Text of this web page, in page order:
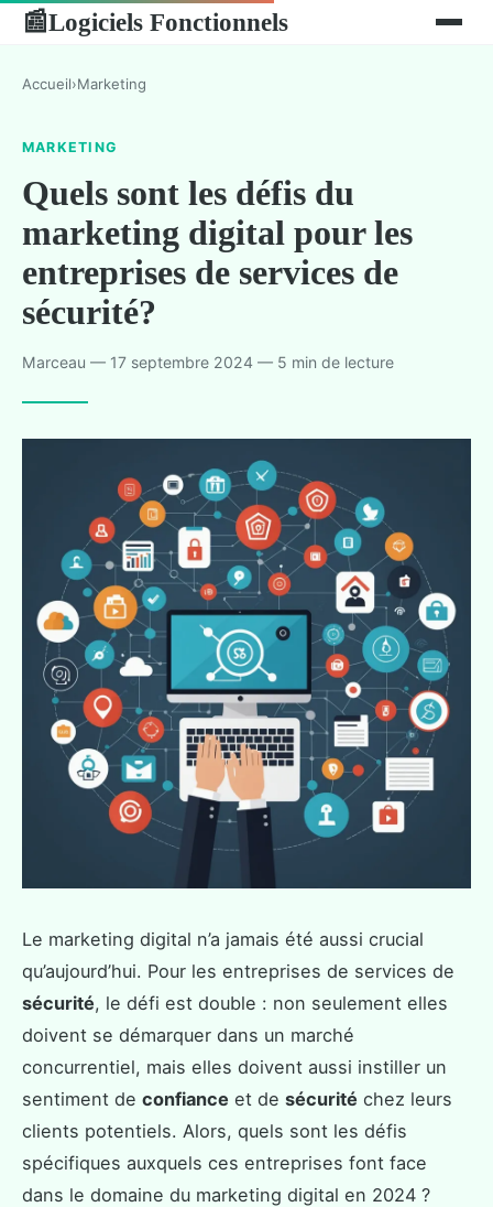
📰Logiciels Fonctionnels
Accueil›Marketing
MARKETING
Quels sont les défis du
marketing digital pour les
entreprises de services de
sécurité?
Marceau — 17 septembre 2024 — 5 min de lecture
Le marketing digital n’a jamais été aussi crucial
qu’aujourd’hui. Pour les entreprises de services de
sécurité, le défi est double : non seulement elles
doivent se démarquer dans un marché
concurrentiel, mais elles doivent aussi instiller un
sentiment de confiance et de sécurité chez leurs
clients potentiels. Alors, quels sont les défis
spécifiques auxquels ces entreprises font face
dans le domaine du marketing digital en 2024 ?